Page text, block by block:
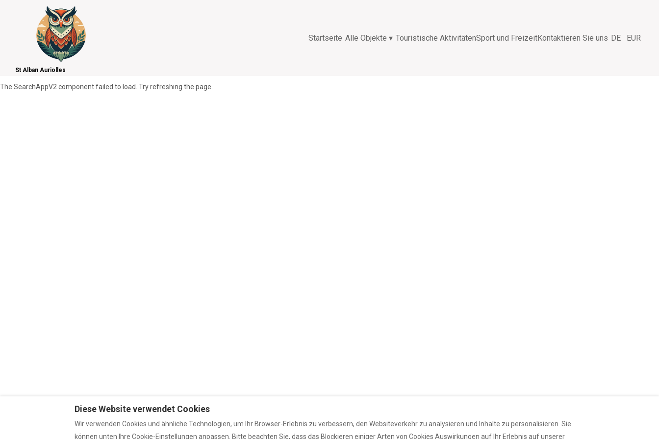
St Alban Auriolles
Startseite Alle Objekte ▾ Touristische AktivitätenSport und FreizeitKontaktieren Sie uns DE EUR
The SearchAppV2 component failed to load. Try refreshing the page.
Diese Website verwendet Cookies
Wir verwenden Cookies und ähnliche Technologien, um Ihr Browser-Erlebnis zu verbessern, den Websiteverkehr zu analysieren und Inhalte zu personalisieren. Sie
können unten Ihre Cookie-Einstellungen anpassen. Bitte beachten Sie, dass das Blockieren einiger Arten von Cookies Auswirkungen auf Ihr Erlebnis auf unserer